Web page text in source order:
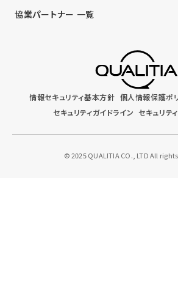
協業パートナー 一覧
情報セキュリティ基本方針 個人情報保護ポ
セキュリティガイドライン セキュリテ
© 2025 QUALITIA CO., LTD All